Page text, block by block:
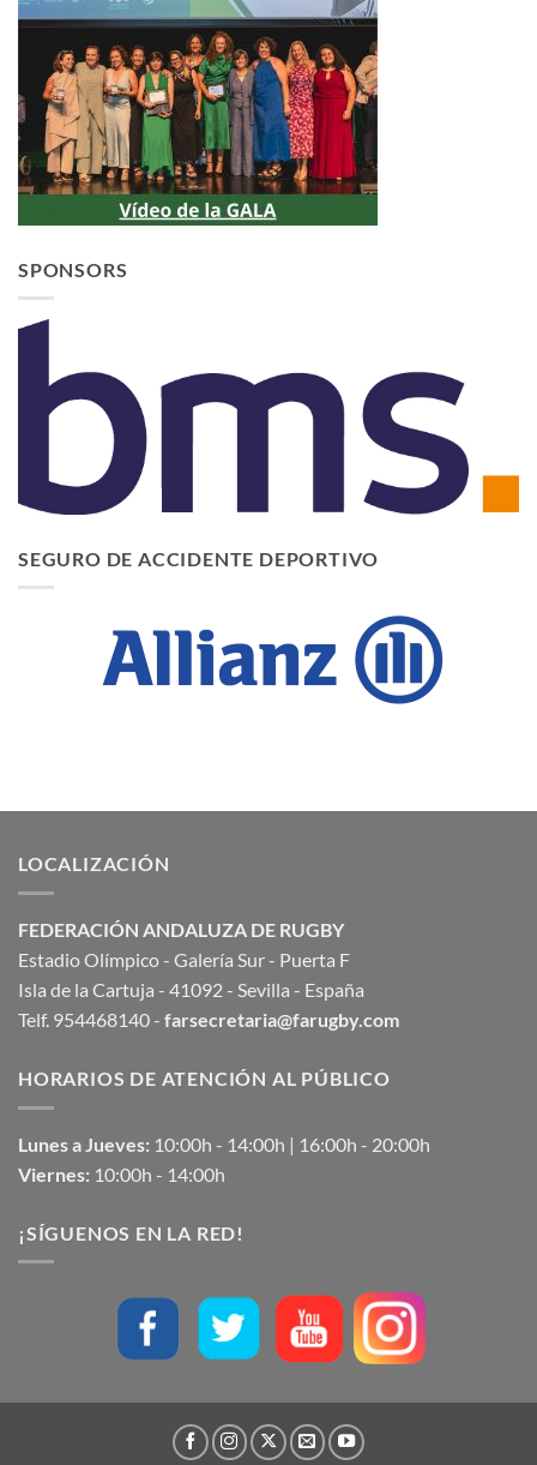
SPONSORS
SEGURO DE ACCIDENTE DEPORTIVO
LOCALIZACIÓN
FEDERACIÓN ANDALUZA DE RUGBY
Estadio Olímpico - Galería Sur - Puerta F
Isla de la Cartuja - 41092 - Sevilla - España
Telf. 954468140 - farsecretaria@farugby.com
HORARIOS DE ATENCIÓN AL PÚBLICO
Lunes a Jueves: 10:00h - 14:00h | 16:00h - 20:00h
Viernes: 10:00h - 14:00h
¡SÍGUENOS EN LA RED!